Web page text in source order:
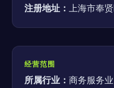
注册地址： 上海市奉
经营范围
所属行业： 商务服务业